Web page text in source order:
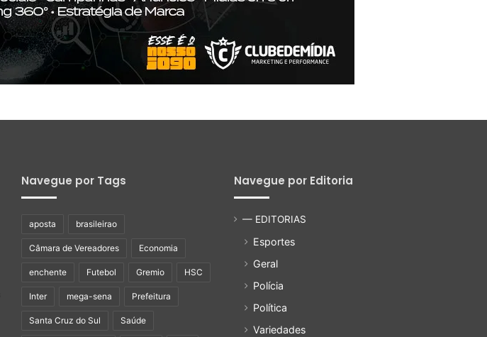
Navegue por Tags
aposta brasileirao
Câmara de Vereadores Economia
enchente Futebol Gremio HSC
Inter mega-sena Prefeitura
Santa Cruz do Sul Saúde
Navegue por Editoria
— EDITORIAS
Esportes
Geral
Polícia
Política
Variedades